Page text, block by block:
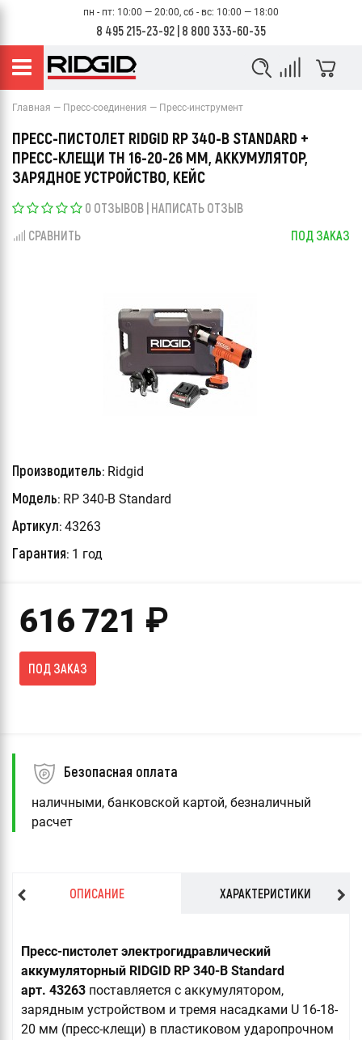
пн - пт: 10:00 — 20:00, сб - вс: 10:00 — 18:00
8 495 215-23-92 | 8 800 333-60-35
Главная Пресс-соединения Пресс-инструмент
ПРЕСС-ПИСТОЛЕТ RIDGID RP 340-B STANDARD +
ПРЕСС-КЛЕЩИ TH 16-20-26 ММ, АККУМУЛЯТОР,
ЗАРЯДНОЕ УСТРОЙСТВО, КЕЙС
0 ОТЗЫВОВ | НАПИСАТЬ ОТЗЫВ
СРАВНИТЬ
ПОД ЗАКАЗ
Производитель: Ridgid
Модель: RP 340-B Standard
Артикул: 43263
Гарантия: 1 год
616 721 ₽
ПОД ЗАКАЗ
Безопасная оплата
наличными, банковской картой, безналичный
расчет
ОПИСАНИЕ ХАРАКТЕРИСТИКИ
Пресс-пистолет электрогидравлический
аккумуляторный RIDGID RP 340-B Standard
арт. 43263 поставляется с аккумулятором,
зарядным устройством и тремя насадками U 16-18-
20 мм (пресс-клещи) в пластиковом ударопрочном